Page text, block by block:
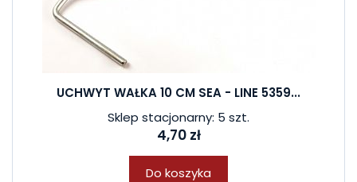
UCHWYT WAŁKA 10 CM SEA - LINE 5359...
Sklep stacjonarny: 5 szt.
4,70 zł
Do koszyka